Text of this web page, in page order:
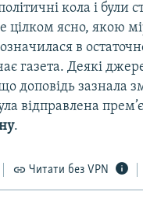
кола і були
цілком ясно, якою
в
газета. Деякі
доповідь зазнала
відправлена
.
Читати без VPN